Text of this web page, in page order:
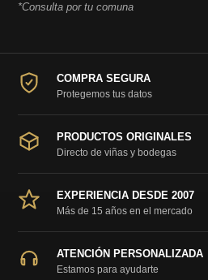
*Consulta por tu comuna
COMPRA SEGURA
Protegemos tus datos
PRODUCTOS ORIGINALES
Directo de viñas y bodegas
EXPERIENCIA DESDE 2007
Más de 15 años en el mercado
ATENCIÓN PERSONALIZADA
Estamos para ayudarte